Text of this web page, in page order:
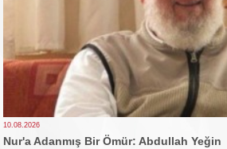
10.08.2026
Nur'a Adanmış Bir Ömür: Abdullah Yeğin